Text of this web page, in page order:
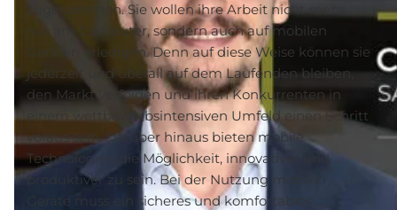
zugenommen. Sie wollen ihre Arbeit nicht mehr
nur am Computer, sondern auch auf mobilen
Geräten erledigen. Denn auf diese Weise können sie
jederzeit und überall auf dem Laufenden bleiben,
den Markt verfolgen und ihren Konkurrenten in
einem wettbewerbsintensiven Umfeld einen Schritt
voraus sein. Darüber hinaus bieten mobile
Technologien die Möglichkeit, innovativer und
produktiver zu sein. Bei der Nutzung mobiler
Geräte muss ein sicheres und komfortables